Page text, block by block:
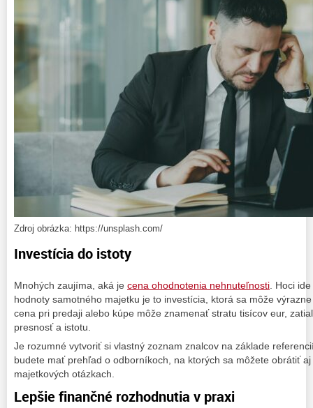
Zdroj obrázka: https://unsplash.com/
Investícia do istoty
Mnohých zaujíma, aká je cena ohodnotenia nehnuteľnosti . Hoci
hodnoty samotného majetku je to investícia, ktorá sa môže
cena pri predaji alebo kúpe môže znamenať stratu tisícov eur,
presnosť a istotu.
Je rozumné vytvoriť si vlastný zoznam znalcov na základe
budete mať prehľad o odborníkoch, na ktorých sa môžete obrátiť
majetkových otázkach.
Lepšie finančné rozhodnutia v praxi